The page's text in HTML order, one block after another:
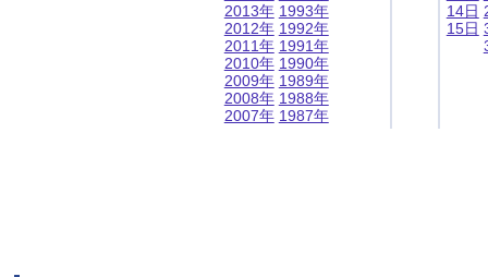
2013年
2012年
2011年
2010年
2009年
2008年
2007年
1993年
1992年
1991年
1990年
1989年
1988年
1987年
14日
15日